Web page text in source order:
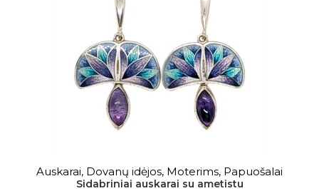
Į KREPŠELĮ
Auskarai, Dovanų idėjos, Moterims, Papuošalai
Sidabriniai auskarai su ametistu